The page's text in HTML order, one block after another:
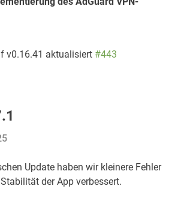
v0.16.41 aktualisiert #443
Update haben wir kleinere Fehler
der App verbessert.